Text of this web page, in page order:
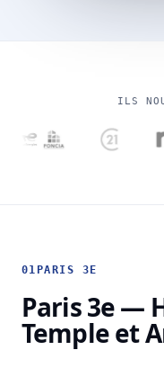
ILS
01 PARIS 3E
Paris 3e —
Temple et